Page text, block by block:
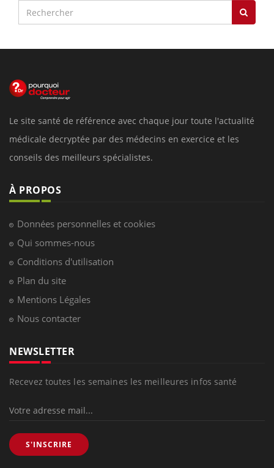
Le site santé de référence avec chaque jour toute l'actualité
médicale decryptée par des médecins en exercice et les
conseils des meilleurs spécialistes.
À PROPOS
Données personnelles et cookies
Qui sommes-nous
Conditions d'utilisation
Plan du site
Mentions Légales
Nous contacter
NEWSLETTER
Recevez toutes les semaines les meilleures infos santé
S'INSCRIRE